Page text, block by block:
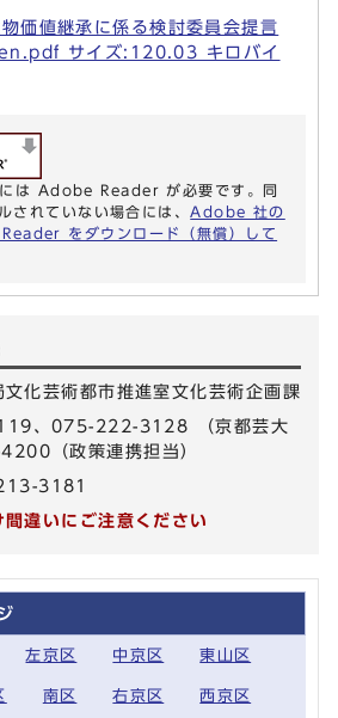
価値継承に係る検討委員会提言
サイズ:120.03 キロバイ
には Adobe Reader が必要です。同
されていない場合には、 Adobe 社の
をダウンロード（無償）して
文化芸術都市推進室文化芸術企画課
、075-222-3128 （京都芸大
（政策連携担当）
3181
違いにご注意ください
左京区 中京区 東山区
南区 右京区 西京区